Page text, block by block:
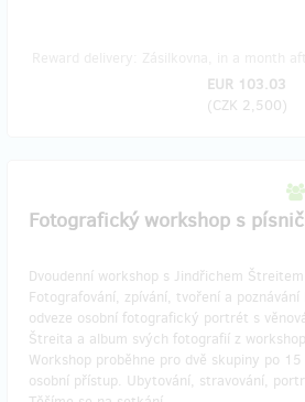
EUR 103.03
(CZK 2,500)
Fotografický workshop s
Dvoudenní workshop s Jindřichem
Fotografování, zpívání, tvoření a
odveze osobní fotografický portrét s
Štreita a album svých fotografií z
Workshop proběhne pro dvě skupiny po
osobní přístup. Ubytování, stravování,